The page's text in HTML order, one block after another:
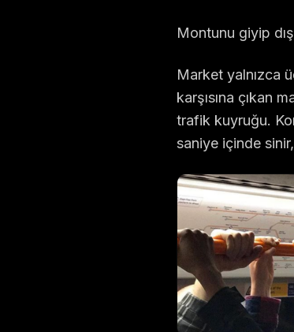
Montunu giyip
Market yalnızca
karşısına çıkan
trafik kuyruğu.
saniye içinde